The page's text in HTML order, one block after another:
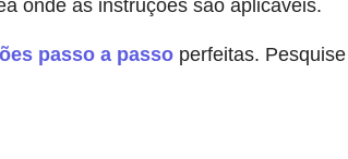
onde as instruções são aplicáveis.
passo a passo perfeitas.